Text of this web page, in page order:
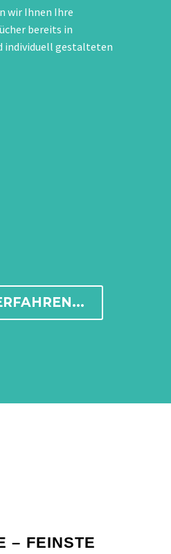
wir Ihnen Ihre
bereits in
individuell gestalteten
– FEINSTE